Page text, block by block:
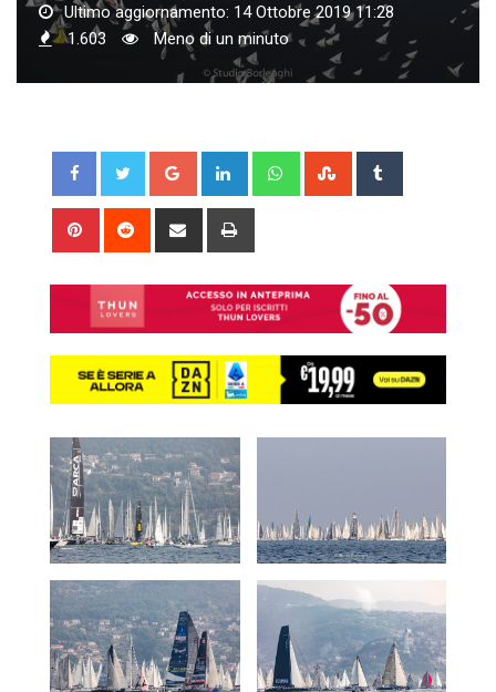
Ultimo aggiornamento: 14 Ottobre 2019 11:28
1.603
Meno di un minuto
Google+ LinkedIn WhatsappStumbleUpon
Pinterest Reddit
Share